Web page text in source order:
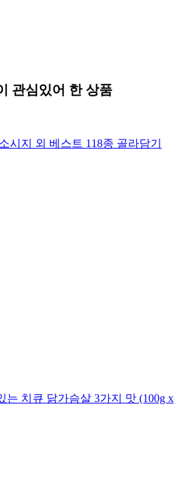
관심있어 한 상품
시지 외 베스트 118종 골라담기
는 치큐 닭가슴살 3가지 맛 (100g x